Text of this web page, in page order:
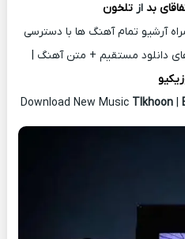
بد از تلخون
آرشیو تمام آهنگ ها با دسترسی
دانلود مستقیم + متن آهنگ |
Download New Music Tlkhoon |